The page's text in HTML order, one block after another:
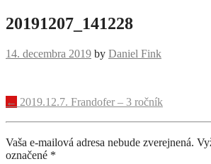
20191207_141228
14. decembra 2019 by Daniel Fink
Navigácia
príspevku
← 2019.12.7. Frandofer – 3 ročník
Vaša e-mailová adresa nebude zverejnená.
označené *